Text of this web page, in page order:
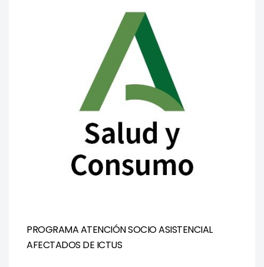
PROGRAMA ATENCIÓN SOCIO ASISTENCIAL
AFECTADOS DE ICTUS